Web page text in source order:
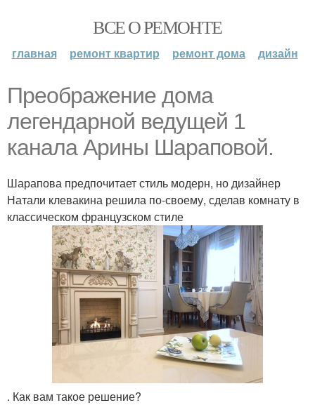
ВСЕ О РЕМОНТЕ
главная ремонт квартир ремонт дома дизайн
Преображение дома
легендарной ведущей 1
канала Арины Шараповой.
Шарапова предпочитает стиль модерн, но дизайнер
Натали клевакина решила по-своему, сделав комнату в
классическом французском стиле
. Как вам такое решение?